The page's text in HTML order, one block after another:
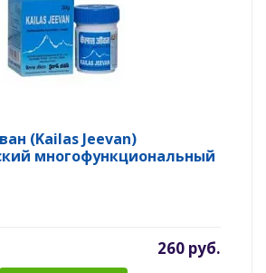
(Kailas Jeevan)
многофункциональный
260 руб.